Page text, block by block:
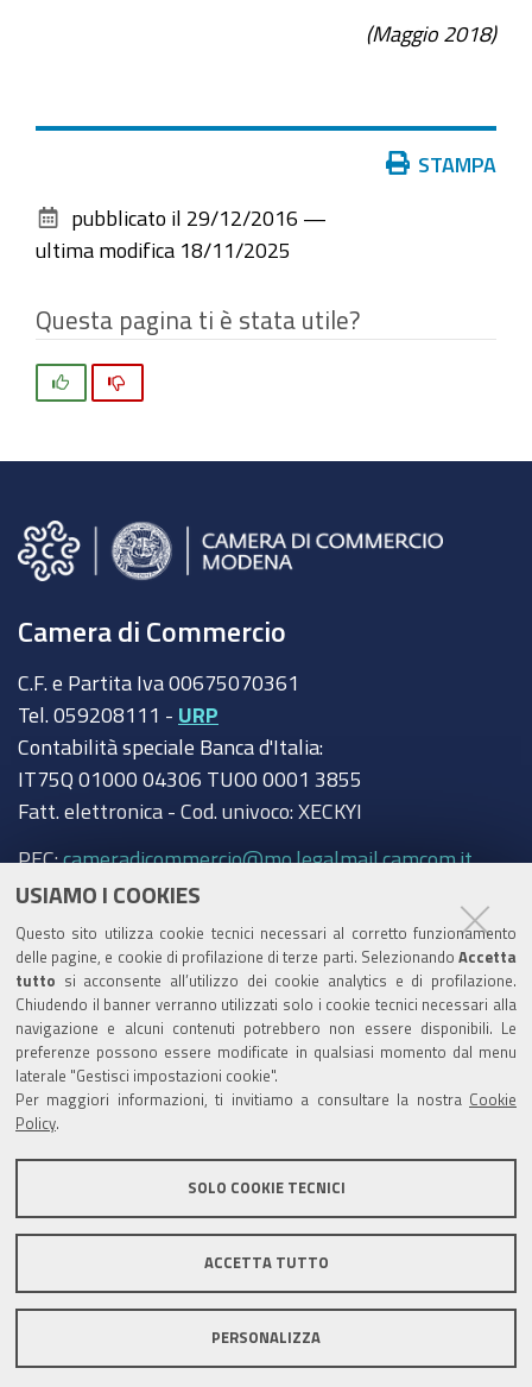
USIAMO I COOKIES
Questo sito utilizza cookie tecnici necessari al corretto funzionamento
delle pagine, e cookie di profilazione di terze parti. Selezionando Accetta
tutto si acconsente all’utilizzo dei cookie analytics e di profilazione.
Chiudendo il banner verranno utilizzati solo i cookie tecnici necessari alla
navigazione e alcuni contenuti potrebbero non essere disponibili. Le
preferenze possono essere modificate in qualsiasi momento dal menu
laterale "Gestisci impostazioni cookie".
Per maggiori informazioni, ti invitiamo a consultare la nostra Cookie
Policy
SOLO COOKIE TECNICI
ACCETTA TUTTO
PERSONALIZZA
(Maggio 2018)
documento
STAMPA
pubblicato il 29/12/2016 —
ultima modifica 18/11/2025
Questa pagina ti è stata utile?
Camera di Commercio
C.F. e Partita Iva 00675070361
Tel. 059208111 - URP
Contabilità speciale Banca d'Italia:
IT75Q 01000 04306 TU00 0001 3855
Fatt. elettronica - Cod. univoco: XECKYI
PEC:cameradicommercio@mo.legalmail.camcom.it
Trasparenza
Amministrazione trasparente
Albo Camerale
Pubblicità Legale
Area riservata Amministratori
Informativa generale
Informative privacy
Accessibilità
Note legali
Informativa estesa sui cookie
Social media policy